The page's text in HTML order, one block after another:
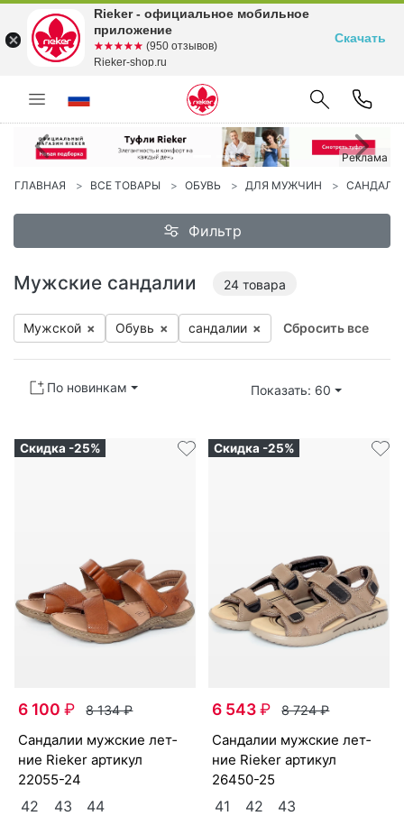
Реклама
Предыдущий
ГЛАВНАЯ ВСЕ ТОВАРЫ ОБУВЬ ДЛЯ МУЖЧИН
Фильтр
Мужские сандалии 24 товара
Мужской × Обувь × сан­да­лии × Сбросить все
По новинкам Показать: 60
Скидка -25%
6 100₽ 8 134₽
сан­да­лии мужс­кие лет­
ние Ri­eker артикул
22055-24
42 43 44
Скидка -25%
6 543₽ 8 724₽
сан­да­лии мужс­кие лет­
ние Ri­eker артикул
26450-25
41 42 43
Rieker - официальное мобильное
приложение
☆☆☆☆☆
★★★★★ (950 отзывов)
Rieker-shop.ru
Скачать